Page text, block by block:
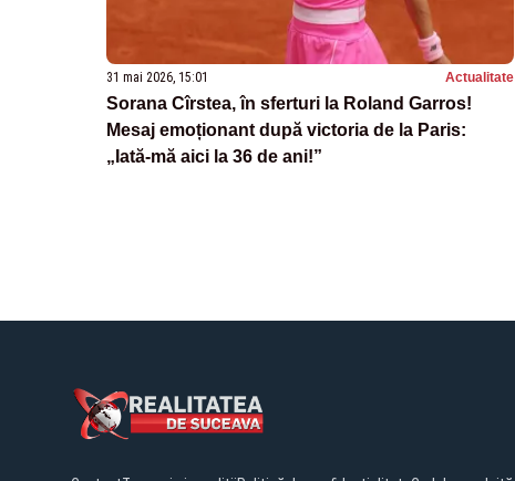
31 mai 2026, 15:01 Actualitate
Sorana Cîrstea, în sferturi la Roland Garros!
Mesaj emoționant după victoria de la Paris:
„Iată-mă aici la 36 de ani!”